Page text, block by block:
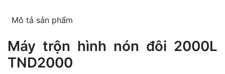
Mô tả sản phẩm
Máy trộn hình nón đôi 2000L
TND2000